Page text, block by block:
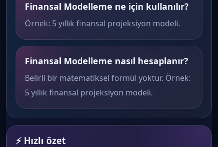
Finansal Modelleme ne için kullanılır?
Örnek: 5 yıllık finansal projeksiyon modeli.
Finansal Modelleme nasıl hesaplanır?
Belirli bir matematiksel formül yoktur. Örnek:
5 yıllık finansal projeksiyon modeli.
⚡ Hızlı özet